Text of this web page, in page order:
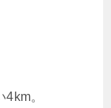
。